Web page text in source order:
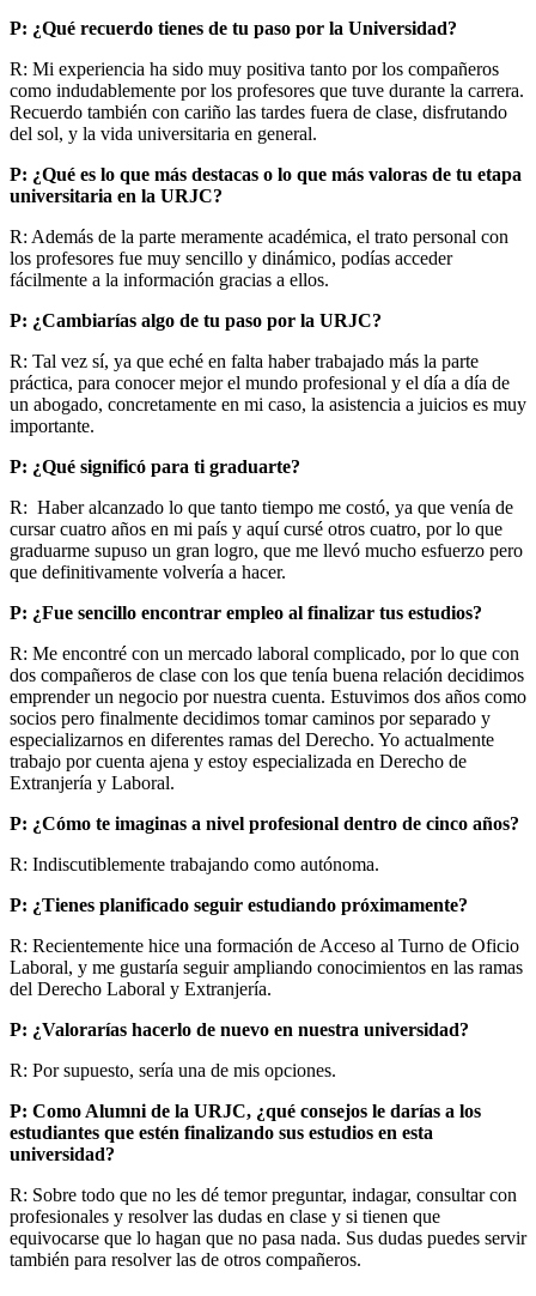
P: ¿Qué recuerdo tienes de tu paso por la Universidad?
R: Mi experiencia ha sido muy positiva tanto por los compañeros
como indudablemente por los profesores que tuve durante la carrera.
Recuerdo también con cariño las tardes fuera de clase, disfrutando
del sol, y la vida universitaria en general.
P: ¿Qué es lo que más destacas o lo que más valoras de tu etapa
universitaria en la URJC?
R: Además de la parte meramente académica, el trato personal con
los profesores fue muy sencillo y dinámico, podías acceder
fácilmente a la información gracias a ellos.
P: ¿Cambiarías algo de tu paso por la URJC?
R: Tal vez sí, ya que eché en falta haber trabajado más la parte
práctica, para conocer mejor el mundo profesional y el día a día de
un abogado, concretamente en mi caso, la asistencia a juicios es muy
importante.
P: ¿Qué significó para ti graduarte?
R: Haber alcanzado lo que tanto tiempo me costó, ya que venía de
cursar cuatro años en mi país y aquí cursé otros cuatro, por lo que
graduarme supuso un gran logro, que me llevó mucho esfuerzo pero
que definitivamente volvería a hacer.
P: ¿Fue sencillo encontrar empleo al finalizar tus estudios?
R: Me encontré con un mercado laboral complicado, por lo que con
dos compañeros de clase con los que tenía buena relación decidimos
emprender un negocio por nuestra cuenta. Estuvimos dos años como
socios pero finalmente decidimos tomar caminos por separado y
especializarnos en diferentes ramas del Derecho. Yo actualmente
trabajo por cuenta ajena y estoy especializada en Derecho de
Extranjería y Laboral.
P: ¿Cómo te imaginas a nivel profesional dentro de cinco años?
R: Indiscutiblemente trabajando como autónoma.
P: ¿Tienes planificado seguir estudiando próximamente?
R: Recientemente hice una formación de Acceso al Turno de Oficio
Laboral, y me gustaría seguir ampliando conocimientos en las ramas
del Derecho Laboral y Extranjería.
P: ¿Valorarías hacerlo de nuevo en nuestra universidad?
R: Por supuesto, sería una de mis opciones.
P: Como Alumni de la URJC, ¿qué consejos le darías a los
estudiantes que estén finalizando sus estudios en esta
universidad?
R: Sobre todo que no les dé temor preguntar, indagar, consultar con
profesionales y resolver las dudas en clase y si tienen que
equivocarse que lo hagan que no pasa nada. Sus dudas puedes servir
también para resolver las de otros compañeros.